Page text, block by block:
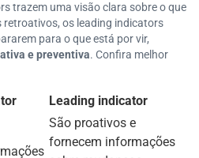
trazem uma visão clara sobre o que
retroativos, os leading indicators
para o que está por vir,
e preventiva. Confira melhor
Leading indicator
São proativos e
fornecem informações